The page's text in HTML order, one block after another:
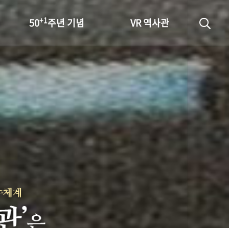
50+1주년 기념
성과 50선
숫자로 보는 50년
세계와 함께 한 KIHASA
VR 역사관